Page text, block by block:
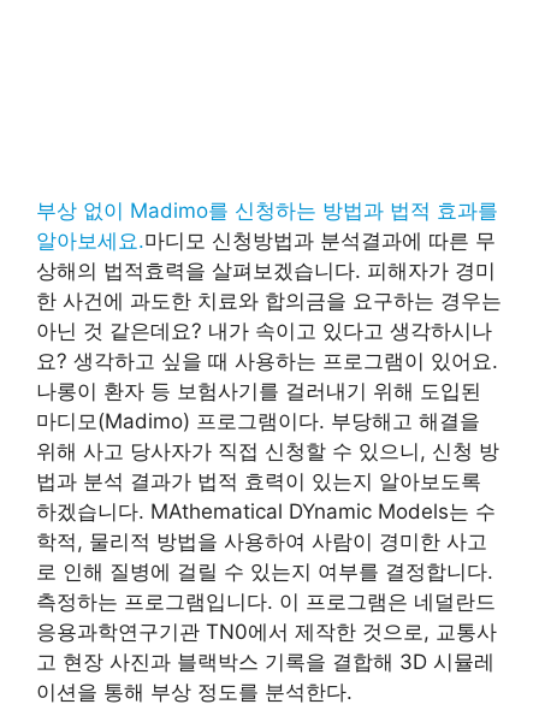
부상 없이 Madimo를 신청하는 방법과 법적 효과를
알아보세요.마디모 신청방법과 분석결과에 따른 무
상해의 법적효력을 살펴보겠습니다. 피해자가 경미
한 사건에 과도한 치료와 합의금을 요구하는 경우는
아닌 것 같은데요? 내가 속이고 있다고 생각하시나
요? 생각하고 싶을 때 사용하는 프로그램이 있어요.
나롱이 환자 등 보험사기를 걸러내기 위해 도입된
마디모(Madimo) 프로그램이다. 부당해고 해결을
위해 사고 당사자가 직접 신청할 수 있으니, 신청 방
법과 분석 결과가 법적 효력이 있는지 알아보도록
하겠습니다. MAthematical DYnamic Models는 수
학적, 물리적 방법을 사용하여 사람이 경미한 사고
로 인해 질병에 걸릴 수 있는지 여부를 결정합니다.
측정하는 프로그램입니다. 이 프로그램은 네덜란드
응용과학연구기관 TN0에서 제작한 것으로, 교통사
고 현장 사진과 블랙박스 기록을 결합해 3D 시뮬레
이션을 통해 부상 정도를 분석한다.